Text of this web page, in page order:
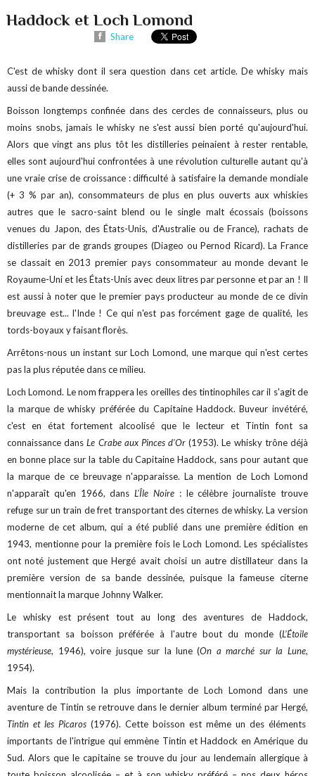
Haddock et Loch Lomond
Share
C'est de whisky dont il sera question dans cet article. De whisky mais
aussi de bande dessinée.
Boisson longtemps confinée dans des cercles de connaisseurs, plus ou
moins snobs, jamais le whisky ne s'est aussi bien porté qu'aujourd'hui.
Alors que vingt ans plus tôt les distilleries peinaient à rester rentable,
elles sont aujourd'hui confrontées à une révolution culturelle autant qu'à
une vraie crise de croissance : difficulté à satisfaire la demande mondiale
(+ 3 % par an), consommateurs de plus en plus ouverts aux whiskies
autres que le sacro-saint blend ou le single malt écossais (boissons
venues du Japon, des États-Unis, d'Australie ou de France), rachats de
distilleries par de grands groupes (Diageo ou Pernod Ricard). La France
se classait en 2013 premier pays consommateur au monde devant le
Royaume-Uni et les États-Unis avec deux litres par personne et par an ! Il
est aussi à noter que le premier pays producteur au monde de ce divin
breuvage est... l'Inde ! Ce qui n'est pas forcément gage de qualité, les
tords-boyaux y faisant florès.
Arrêtons-nous un instant sur Loch Lomond, une marque qui n'est certes
pas la plus réputée dans ce milieu.
Loch Lomond. Le nom frappera les oreilles des tintinophiles car il s'agit de
la marque de whisky préférée du Capitaine Haddock. Buveur invétéré,
c'est en état fortement alcoolisé que le lecteur et Tintin font sa
connaissance dansLe Crabe aux Pinces d'Or (1953). Le whisky trône déjà
en bonne place sur la table du Capitaine Haddock, sans pour autant que
la marque de ce breuvage n'apparaisse. La mention de Loch Lomond
n'apparaît qu'en 1966, dansL'Île Noire : le célèbre journaliste trouve
refuge sur un train de fret transportant des citernes de whisky. La version
moderne de cet album, qui a été publié dans une première édition en
1943, mentionne pour la première fois le Loch Lomond. Les spécialistes
ont noté justement que Hergé avait choisi un autre distillateur dans la
première version de sa bande dessinée, puisque la fameuse citerne
mentionnait la marque Johnny Walker.
Le whisky est présent tout au long des aventures de Haddock,
transportant sa boisson préférée à l'autre bout du monde (L’Étoile
mystérieuse, 1946), voire jusque sur la lune (On a marché sur la Lune,
1954).
Mais la contribution la plus importante de Loch Lomond dans une
aventure de Tintin se retrouve dans le dernier album terminé par Hergé,
Tintin et les Picaros (1976). Cette boisson est même un des éléments
importants de l'intrigue qui emmène Tintin et Haddock en Amérique du
Sud. Alors que le capitaine se trouve du jour au lendemain allergique à